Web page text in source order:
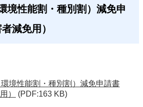
境性能割・種別割）減免申
減免用）
境性能割・種別割）減免申請書
）
(PDF:163 KB)